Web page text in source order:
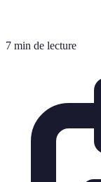
7 min de lecture